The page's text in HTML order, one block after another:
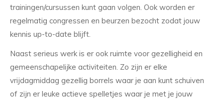
trainingen/cursussen kunt gaan volgen. Ook worden er
regelmatig congressen en beurzen bezocht zodat jouw
kennis up-to-date blijft.
Naast serieus werk is er ook ruimte voor gezelligheid en
gemeenschapelijke activiteiten. Zo zijn er elke
vrijdagmiddag gezellig borrels waar je aan kunt schuiven
of zijn er leuke actieve spelletjes waar je met je jouw